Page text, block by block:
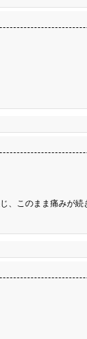
このまま痛みが続